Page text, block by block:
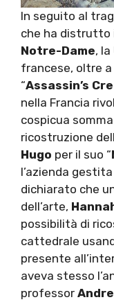
In seguito al
che ha
Notre-Dame, la
francese, oltre
“Assassin’s
nella Francia
cospicua
ricostruzione
Hugo per il suo “
l’azienda
dichiarato che
dell’arte,
possibilità di
cattedrale
presente
aveva stesso
professor